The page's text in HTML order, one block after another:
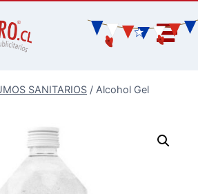
SANITARIOS / Alcohol Gel